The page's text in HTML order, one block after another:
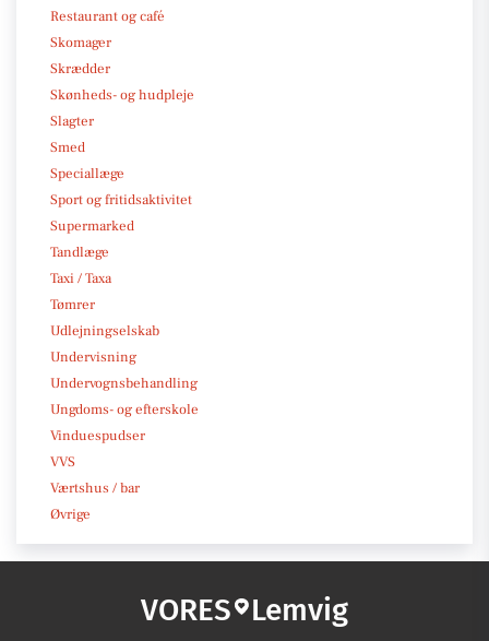
Restaurant og café
Skomager
Skrædder
Skønheds- og hudpleje
Slagter
Smed
Speciallæge
Sport og fritidsaktivitet
Supermarked
Tandlæge
Taxi / Taxa
Tømrer
Udlejningselskab
Undervisning
Undervognsbehandling
Ungdoms- og efterskole
Vinduespudser
VVS
Værtshus / bar
Øvrige
VORES Lemvig